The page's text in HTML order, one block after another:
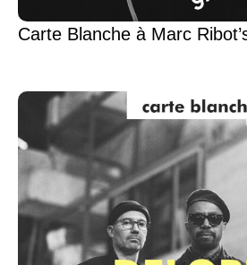
Carte Blanche à Marc